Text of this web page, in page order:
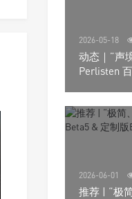
2026-05-18
动态｜”声
Perlisten
2026-06-01
推荐 | “极